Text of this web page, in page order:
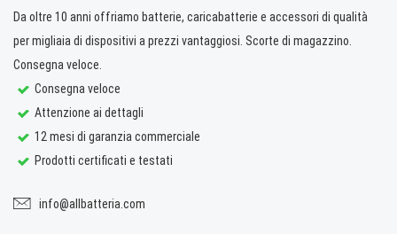
Da oltre 10 anni offriamo batterie, caricabatterie e accessori di qualità
per migliaia di dispositivi a prezzi vantaggiosi. Scorte di magazzino.
Consegna veloce.
Consegna veloce
Attenzione ai dettagli
12 mesi di garanzia commerciale
Prodotti certificati e testati
info@allbatteria.com